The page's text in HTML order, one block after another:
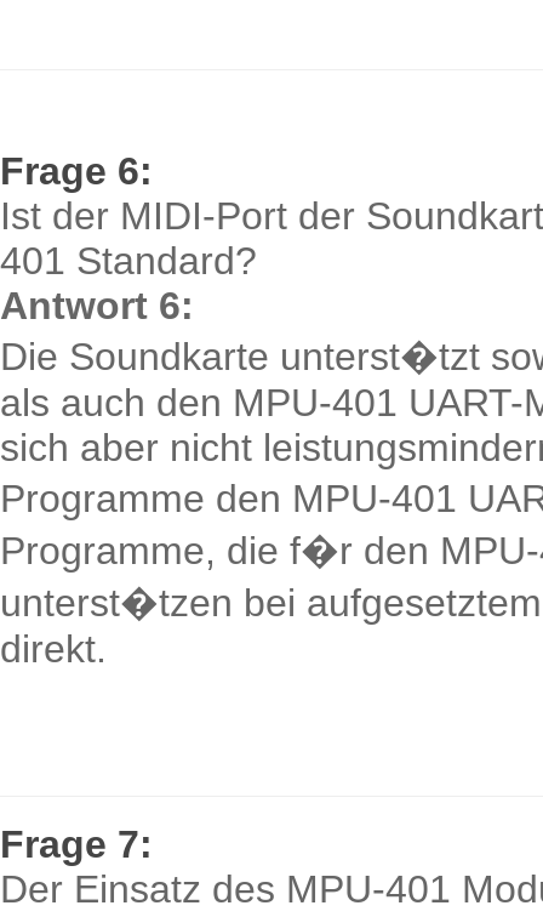
Frage 6:
Ist der MIDI-Port der
401 Standard?
Antwort 6:
Die Soundkarte unterst�tzt
als auch den MPU-401
sich aber nicht
Programme den MPU-401
Programme, die f�r den
unterst�tzen bei
direkt.
Frage 7:
Der Einsatz des MPU-401